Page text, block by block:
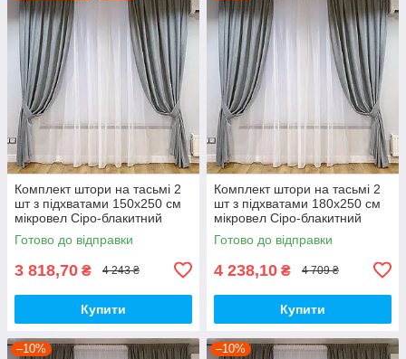
Комплект штори на тасьмі 2
шт з підхватами 150х250 см
мікровел Сіро-блакитний
вуаль 300 см Білий
Готово до відправки
3 818,70 ₴ 4 243 ₴
Купити
Комплект штори на тасьмі 2
шт з підхватами 180х250 см
мікровел Сіро-блакитний
вуаль 300 см Білий
Готово до відправки
4 238,10 ₴ 4 709 ₴
Купити
–10% –10%